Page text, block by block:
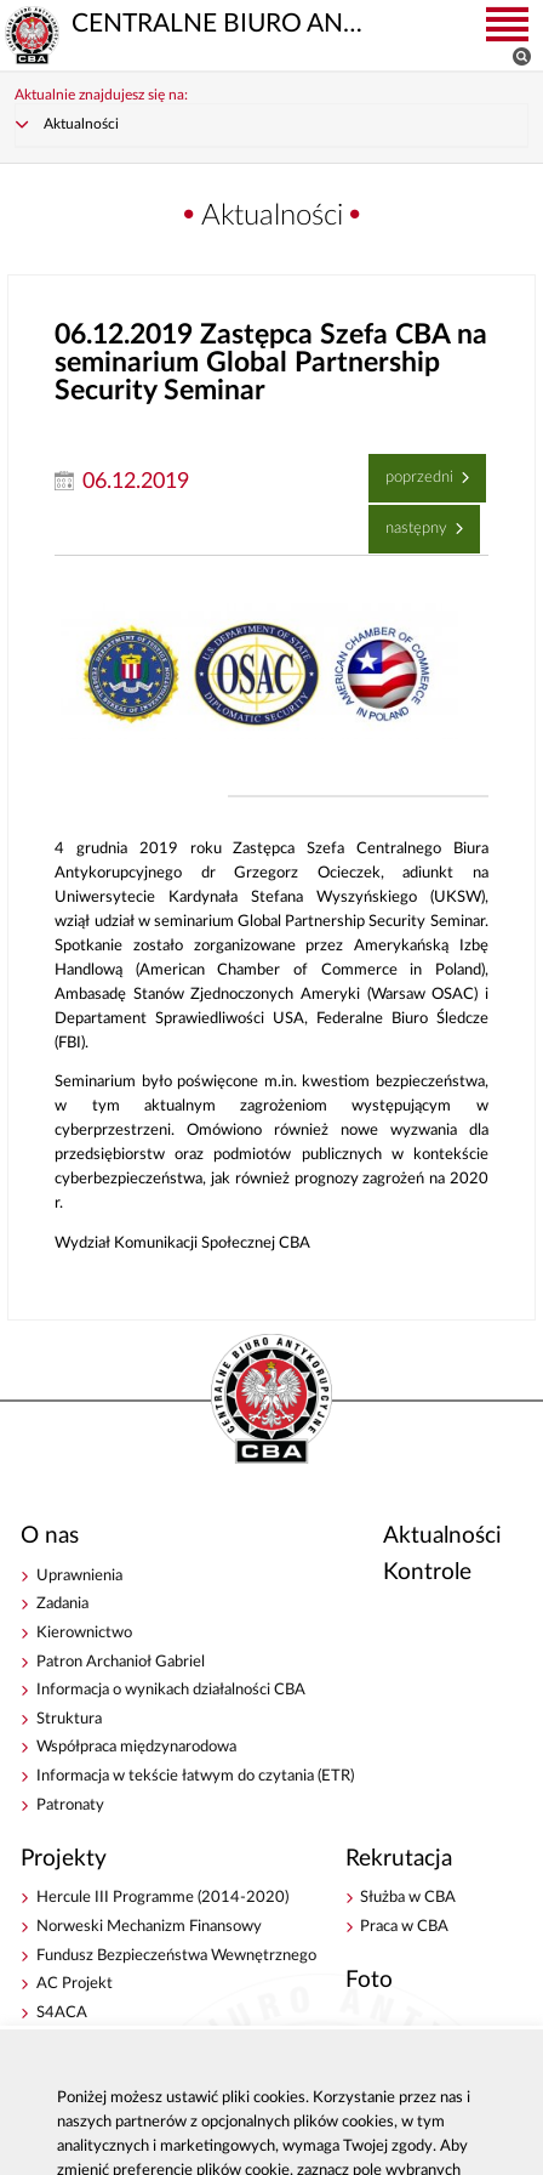
CENTRALNE BIURO ANTYKORUPCYJNE
Aktualnie znajdujesz się na:
Aktualności
Aktualności
06.12.2019 Zastępca Szefa CBA na
seminarium Global Partnership
Security Seminar
06.12.2019 poprzedni
następny
4 grudnia 2019 roku Zastępca Szefa Centralnego Biura
Antykorupcyjnego dr Grzegorz Ocieczek, adiunkt na
Uniwersytecie Kardynała Stefana Wyszyńskiego (UKSW),
wziął udział w seminarium Global Partnership Security Seminar.
Spotkanie zostało zorganizowane przez Amerykańską Izbę
Handlową (American Chamber of Commerce in Poland),
Ambasadę Stanów Zjednoczonych Ameryki (Warsaw OSAC) i
Departament Sprawiedliwości USA, Federalne Biuro Śledcze
(FBI).
Seminarium było poświęcone m.in. kwestiom bezpieczeństwa,
w tym aktualnym zagrożeniom występującym w
cyberprzestrzeni. Omówiono również nowe wyzwania dla
przedsiębiorstw oraz podmiotów publicznych w kontekście
cyberbezpieczeństwa, jak również prognozy zagrożeń na 2020
r.
Wydział Komunikacji Społecznej CBA
O nas
Uprawnienia
Zadania
Kierownictwo
Patron Archanioł Gabriel
Informacja o wynikach działalności CBA
Struktura
Współpraca międzynarodowa
Informacja w tekście łatwym do czytania (ETR)
Patronaty
Aktualności
Kontrole
Projekty
Hercule III Programme (2014-2020)
Norweski Mechanizm Finansowy
Fundusz Bezpieczeństwa Wewnętrznego
AC Projekt
S4ACA
Rekrutacja
Służba w CBA
Praca w CBA
Foto
Publikacje
Strategie antykorupcyjne
Platforma e-learningowa
Centrala CBA w Warszawie
Delegatury CBA
Zgłoś korupcję
Poniżej możesz ustawić pliki cookies. Korzystanie przez nas i
naszych partnerów z opcjonalnych plików cookies, w tym
analitycznych i marketingowych, wymaga Twojej zgody. Aby
zmienić preferencje plików cookie, zaznacz pole wybranych